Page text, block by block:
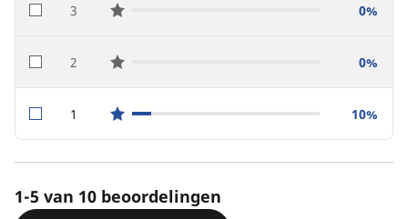
3star reviews 0%
2star reviews 0%
1star reviews 10%
1-5 van 10 beoordelingen